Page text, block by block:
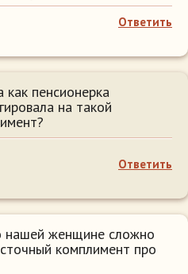
Ответить
как пенсионерка
на такой
Ответить
нашей женщине сложно
комплимент про